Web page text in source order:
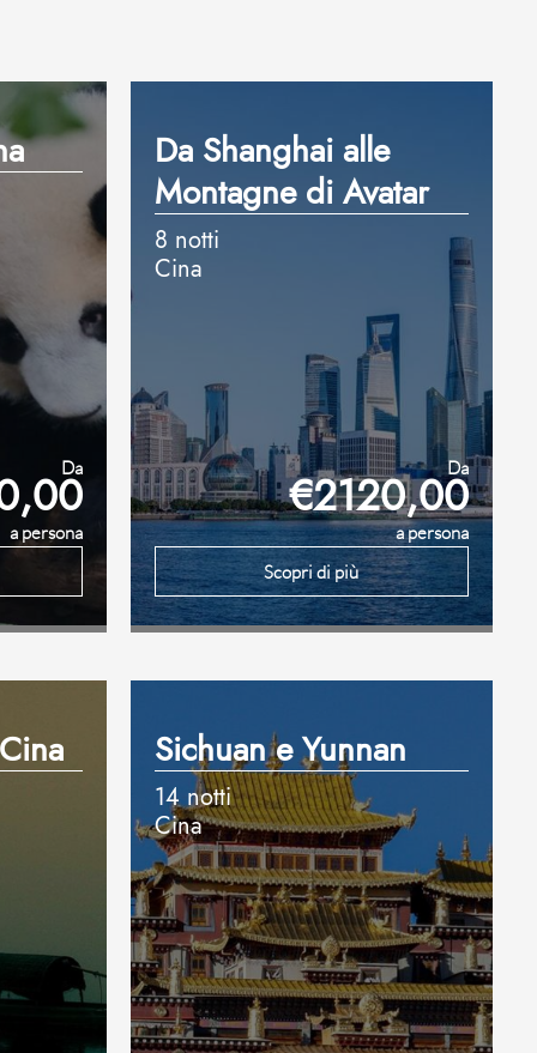
Da
a persona
Da Shanghai alle
Montagne di Avatar
8 notti
Cina
Da
€2120,00
a persona
Scopri di più
Sichuan e Yunnan
14 notti
Cina